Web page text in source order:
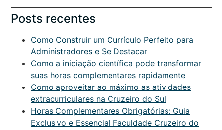
Posts recentes
Como Construir um Currículo Perfeito para
Administradores e Se Destacar
Como a iniciação científica pode transformar
suas horas complementares rapidamente
Como aproveitar ao máximo as atividades
extracurriculares na Cruzeiro do Sul
Horas Complementares Obrigatórias: Guia
Exclusivo e Essencial Faculdade Cruzeiro do